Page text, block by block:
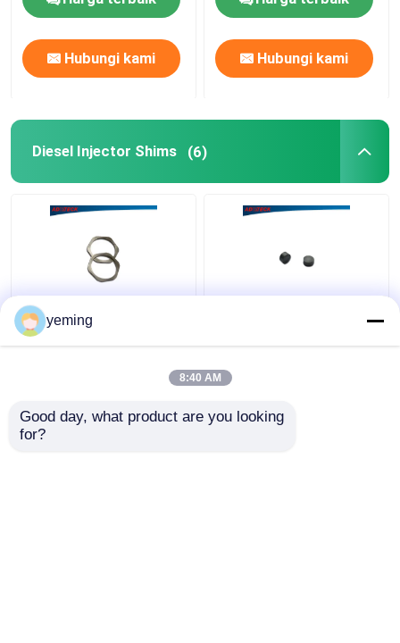
Hubungi kami Hubungi kami
Diesel Injector Shims (6)
Diesel Injector Presisi
Shims
Harga terbaik
Adjustable
Harga terbaik
yeming
8:40 AM
Good day, what product are you looking
for?